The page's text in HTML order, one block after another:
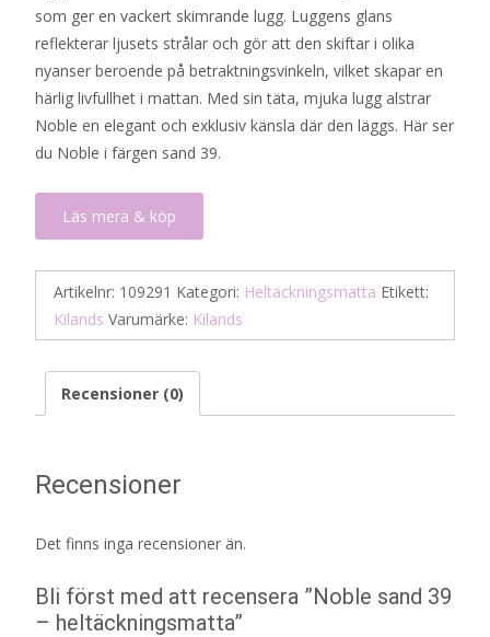
som ger en vackert skimrande lugg. Luggens glans
reflekterar ljusets strålar och gör att den skiftar i olika
nyanser beroende på betraktningsvinkeln, vilket skapar en
härlig livfullhet i mattan. Med sin täta, mjuka lugg alstrar
Noble en elegant och exklusiv känsla där den läggs. Här ser
du Noble i färgen sand 39.
Läs mera & köp
Artikelnr: 109291 Kategori: Heltäckningsmatta Etikett:
Kilands Varumärke: Kilands
Recensioner (0)
Recensioner
Det finns inga recensioner än.
Bli först med att recensera ”Noble sand 39
– heltäckningsmatta”